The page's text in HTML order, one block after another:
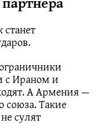
станет
с Ираном и
А Армения —
союза. Такие
сулят